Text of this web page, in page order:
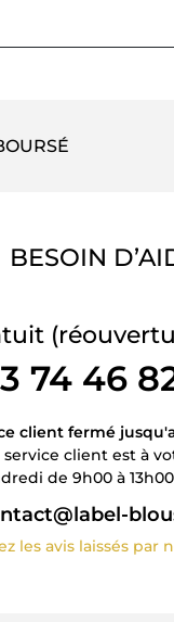
BESOIN
74 46
client fermé
service client est à
de 9h00 à
les avis laissés par